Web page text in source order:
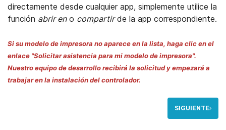
directamente desde cualquier app, simplemente utilice la
función abrir eno compartirde la app correspondiente.
Si su modelo de impresora no aparece en la lista, haga clic en el
enlace "Solicitar asistencia para mi modelo de impresora".
Nuestro equipo de desarrollo recibirá la solicitud y empezará a
trabajar en la instalación del controlador.
SIGUIENTE